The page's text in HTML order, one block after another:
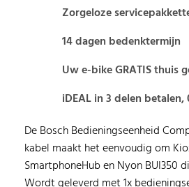
Zorgeloze
14 dagen bedenktermijn
Uw e-bike GRATIS thuis
iDEAL in 3 delen
De Bosch Bedieningseenheid
kabel maakt het eenvoudig om
SmartphoneHub en Nyon BUI350